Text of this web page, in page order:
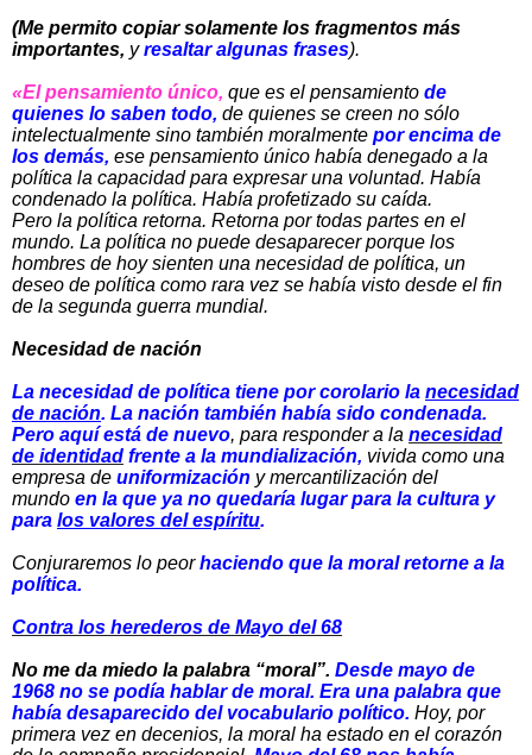
(Me permito copiar solamente los fragmentos más
importantes, yresaltar algunas frases).
«El pensamiento único, que es el pensamiento de
quienes lo saben todo, de quienes se creen no sólo
intelectualmente sino también moralmente por encima de
los demás, ese pensamiento único había denegado a la
política la capacidad para expresar una voluntad. Había
condenado la política. Había profetizado su caída.
Pero la política retorna. Retorna por todas partes en el
mundo. La política no puede desaparecer porque los
hombres de hoy sienten una necesidad de política, un
deseo de política como rara vez se había visto desde el fin
de la segunda guerra mundial.
Necesidad de nación
La necesidad de política tiene por corolario la necesidad
de nación. La nación también había sido condenada.
Pero aquí está de nuevo, para responder a la necesidad
de identidad frente a la mundialización, vivida como una
empresa de uniformización y mercantilización del
mundo en la que ya no quedaría lugar para la cultura y
para los valores del espíritu.
Conjuraremos lo peorhaciendo que la moral retorne a la
política.
Contra los herederos de Mayo del 68
No me da miedo la palabra “moral”. Desde mayo de
1968 no se podía hablar de moral. Era una palabra que
había desaparecido del vocabulario político. Hoy, por
primera vez en decenios, la moral ha estado en el corazón